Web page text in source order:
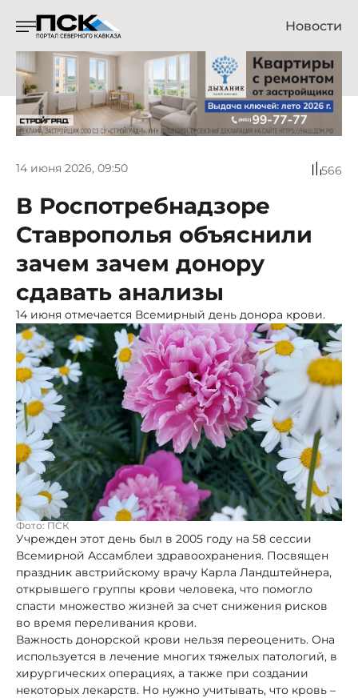
Новости
14 июня 2026, 09:50 566
В Роспотребнадзоре
Ставрополья объяснили
зачем зачем донору
сдавать анализы
14 июня отмечается Всемирный день донора крови.
Фото: ПСК
Учрежден этот день был в 2005 году на 58 сессии
Всемирной Ассамблеи здравоохранения. Посвящен
праздник австрийскому врачу Карла Ландштейнера,
открывшего группы крови человека, что помогло
спасти множество жизней за счет снижения рисков
во время переливания крови.
Важность донорской крови нельзя переоценить. Она
используется в лечение многих тяжелых патологий, в
хирургических операциях, а также при создании
некоторых лекарств. Но нужно учитывать, что кровь –